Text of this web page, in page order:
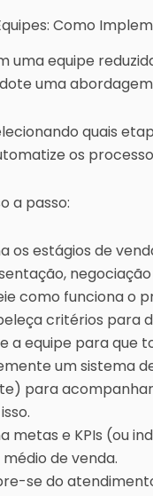
Como
uma equipe
uma
quais
os
a passo:
os estágios de
como funciona o
critérios para
a equipe para que
um sistema
para
metas e KPIs (ou
de venda.
se do